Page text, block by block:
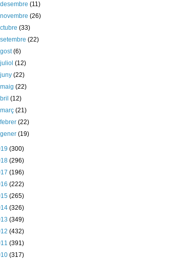
(11)
(26)
(33)
(22)
(6)
(12)
(22)
(22)
(12)
(21)
(22)
(19)
(300)
(296)
(196)
(222)
(265)
(326)
(349)
(432)
(391)
(317)